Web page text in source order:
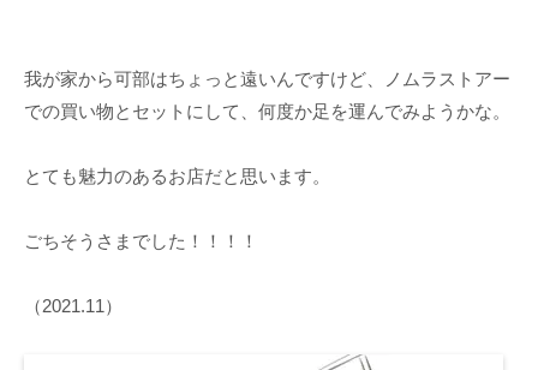
我が家から可部はちょっと遠いんですけど、ノムラストアー
での買い物とセットにして、何度か足を運んでみようかな。
とても魅力のあるお店だと思います。
ごちそうさまでした！！！！
（2021.11）